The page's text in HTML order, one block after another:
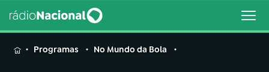
MENUProgramas No Mundo da Bola